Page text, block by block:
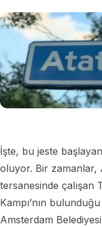
İşte, bu jeste
oluyor. Bir zamanlar,
tersanesinde
Kampı’nın
Amsterdam